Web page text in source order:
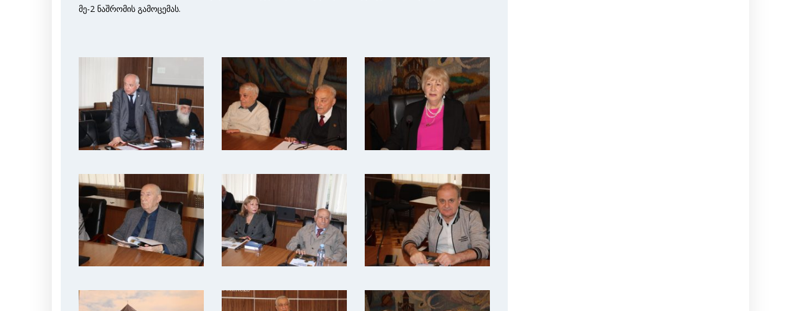
მე-2 ნაშრომის გამოცემას.